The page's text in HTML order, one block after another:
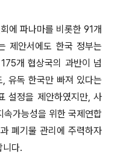
에 파나마를 비롯한 91개
제안서에도 한국 정부는
개 협상국의 과반이 넘
유독 한국만 빠져 있다는
설정을 제안하였지만, 사
가능성을 위한 국제연합
폐기물 관리에 주력하자
니다.